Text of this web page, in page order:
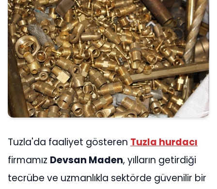
Tuzla'da faaliyet gösteren Tuzla hurdacı
firmamız Devsan Maden, yılların getirdiği
tecrübe ve uzmanlıkla sektörde güvenilir bir